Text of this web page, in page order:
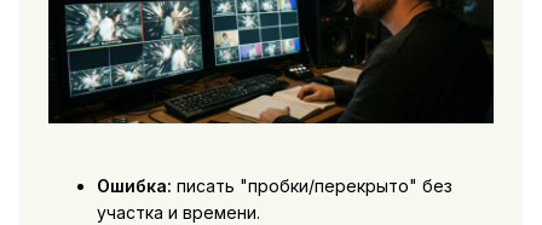
Ошибка: писать "пробки/перекрыто" без
участка и времени.